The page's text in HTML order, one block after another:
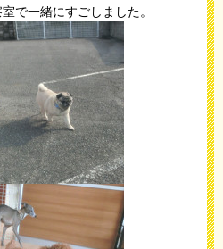
で一緒にすごしました。